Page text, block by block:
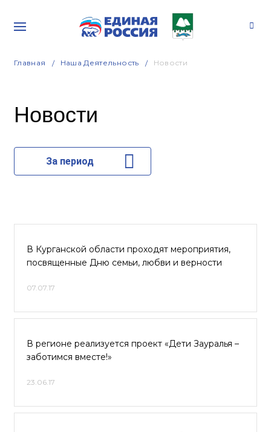
Главная Наша Деятельность Новости
Новости
За период
В Курганской области проходят мероприятия,
посвященные Дню семьи, любви и верности
07.07.17
В регионе реализуется проект «Дети Зауралья –
заботимся вместе!»
23.06.17